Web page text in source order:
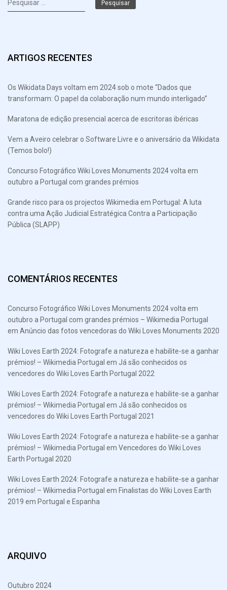
por:
ARTIGOS RECENTES
Os Wikidata Days voltam em 2024 sob o mote “Dados que
transformam: O papel da colaboração num mundo interligado”
Maratona de edição presencial acerca de escritoras ibéricas
Vem a Aveiro celebrar o Software Livre e o aniversário da Wikidata
(Temos bolo!)
Concurso Fotográfico Wiki Loves Monuments 2024 volta em
outubro a Portugal com grandes prémios
Grande risco para os projectos Wikimedia em Portugal: A luta
contra uma Ação Judicial Estratégica Contra a Participação
Pública (SLAPP)
COMENTÁRIOS RECENTES
Concurso Fotográfico Wiki Loves Monuments 2024 volta em
outubro a Portugal com grandes prémios – Wikimedia Portugal
em Anúncio das fotos vencedoras do Wiki Loves Monuments 2020
Wiki Loves Earth 2024: Fotografe a natureza e habilite-se a ganhar
prémios! – Wikimedia Portugal em Já são conhecidos os
vencedores do Wiki Loves Earth Portugal 2022
Wiki Loves Earth 2024: Fotografe a natureza e habilite-se a ganhar
prémios! – Wikimedia Portugal em Já são conhecidos os
vencedores do Wiki Loves Earth Portugal 2021
Wiki Loves Earth 2024: Fotografe a natureza e habilite-se a ganhar
prémios! – Wikimedia Portugal em Vencedores do Wiki Loves
Earth Portugal 2020
Wiki Loves Earth 2024: Fotografe a natureza e habilite-se a ganhar
prémios! – Wikimedia Portugal em Finalistas do Wiki Loves Earth
2019 em Portugal e Espanha
ARQUIVO
Outubro 2024